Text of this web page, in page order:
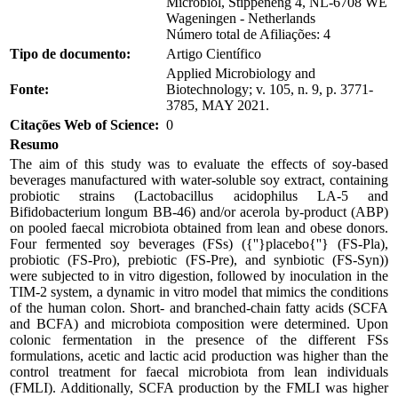
Wageningen - Netherlands
Número total de Afiliações: 4
Tipo de documento:
Artigo Científico
Fonte:
Applied Microbiology and
Biotechnology; v. 105, n. 9, p. 3771-
3785, MAY 2021.
Citações Web of Science: 0
Resumo
The aim of this study was to evaluate the effects of soy-based
beverages manufactured with water-soluble soy extract, containing
probiotic strains (Lactobacillus acidophilus LA-5 and
Bifidobacterium longum BB-46) and/or acerola by-product (ABP)
on pooled faecal microbiota obtained from lean and obese donors.
Four fermented soy beverages (FSs) ({''}placebo{''} (FS-Pla),
probiotic (FS-Pro), prebiotic (FS-Pre), and synbiotic (FS-Syn))
were subjected to in vitro digestion, followed by inoculation in the
TIM-2 system, a dynamic in vitro model that mimics the conditions
of the human colon. Short- and branched-chain fatty acids (SCFA
and BCFA) and microbiota composition were determined. Upon
colonic fermentation in the presence of the different FSs
formulations, acetic and lactic acid production was higher than the
control treatment for faecal microbiota from lean individuals
(FMLI). Additionally, SCFA production by the FMLI was higher